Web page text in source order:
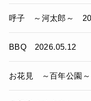
呼子 ～河太郎～
BBQ 2026.05.12
お花見 ～百年公園